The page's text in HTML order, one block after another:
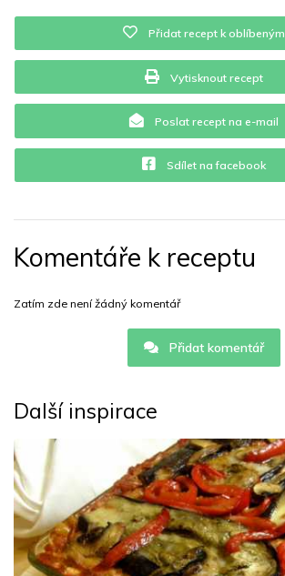
Přidat recept k oblíbeným
Vytisknout recept
Poslat recept na e-mail
Sdílet na facebook
Komentáře k receptu
Zatím zde není žádný komentář
Přidat komentář
Další inspirace